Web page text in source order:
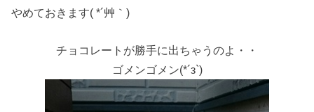
やめておきます( *´艸｀)
チョコレートが勝手に出ちゃうのよ・・
ゴメンゴメン(*´з`)